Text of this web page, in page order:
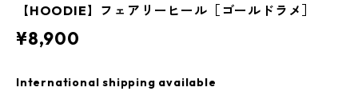
【HOODIE】フェアリーヒール［ゴールドラメ］
¥8,900
International shipping available